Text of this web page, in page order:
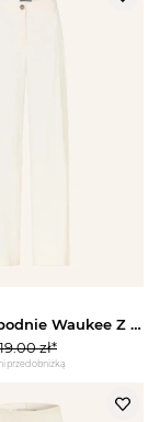
Marc Cain Spodnie Waukee Z Lnem weiss 112 bright ecru
zł*
przed obniżką